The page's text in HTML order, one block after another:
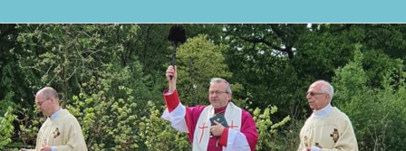
Ga
naar
de
inhoud